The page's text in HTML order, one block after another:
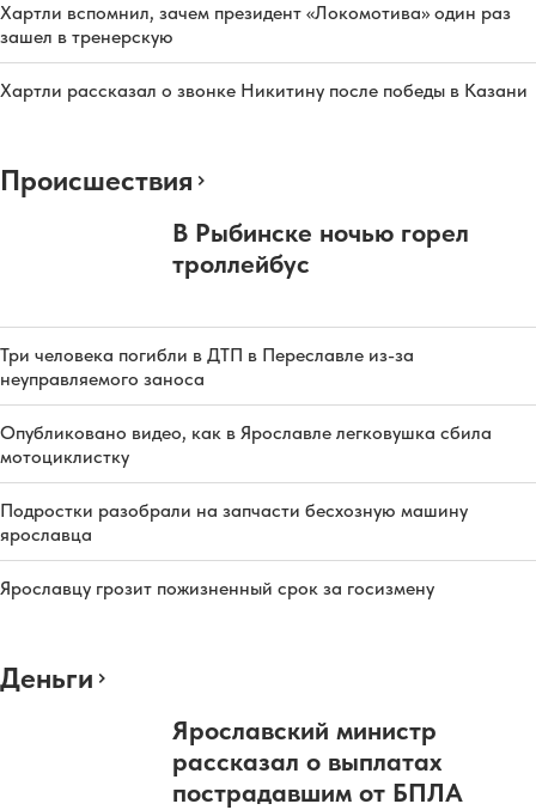
Хартли вспомнил, зачем президент «Локомотива» один раз
зашел в тренерскую
Хартли рассказал о звонке Никитину после победы в Казани
Происшествия
В Рыбинске ночью горел
троллейбус
Три человека погибли в ДТП в Переславле из-за
неуправляемого заноса
Опубликовано видео, как в Ярославле легковушка сбила
мотоциклистку
Подростки разобрали на запчасти бесхозную машину
ярославца
Ярославцу грозит пожизненный срок за госизмену
Деньги
Ярославский министр
рассказал о выплатах
пострадавшим от БПЛА